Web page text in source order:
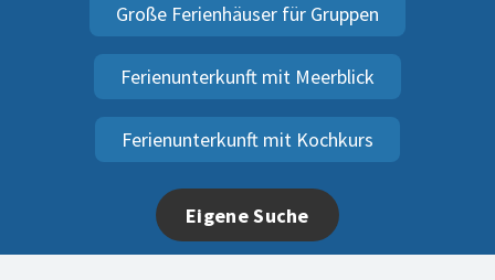
Große Ferienhäuser für Gruppen
Ferienunterkunft mit Meerblick
Ferienunterkunft mit Kochkurs
Eigene Suche